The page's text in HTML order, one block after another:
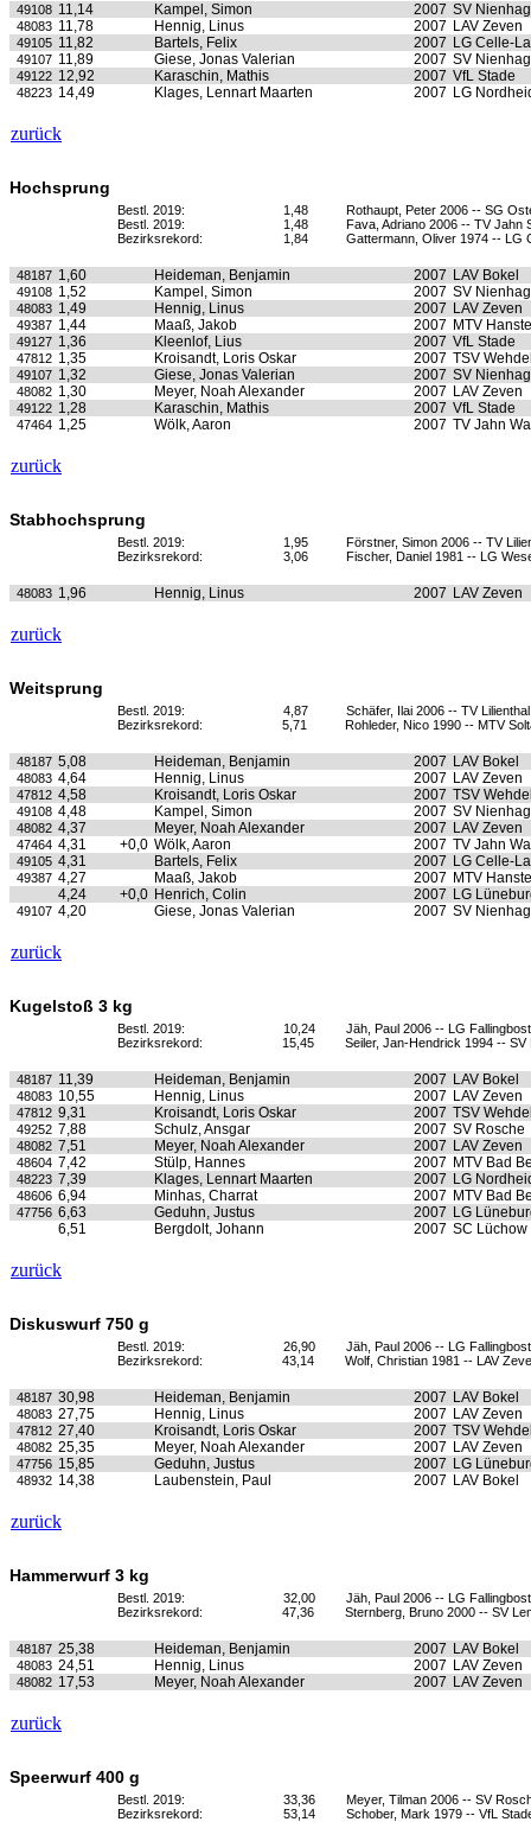
49108 11,14 Kampel, Simon 2007 SV
48083 11,78 Hennig, Linus 2007 LAV Zeven
49105 11,82 Bartels, Felix 2007 LG Celle-
49107 11,89 Giese, Jonas Valerian 2007 SV
49122 12,92 Karaschin, Mathis 2007 VfL Stade
48223 14,49 Klages, Lennart Maarten 2007 LG
zurück
Hochsprung
Bestl. 2019: 1,48
Rothaupt, Peter 2006 -- SG
Bestl. 2019:
1,48
Fava, Adriano 2006 -- TV Jahn
Bezirksrekord:
1,84 Gattermann, Oliver 1974 -- LG
48187 1,60 Heideman, Benjamin 2007 LAV Bokel
49108 1,52 Kampel, Simon 2007 SV
48083 1,49 Hennig, Linus 2007 LAV Zeven
49387 1,44 Maaß, Jakob 2007 MTV
49127 1,36 Kleenlof, Lius 2007 VfL Stade
47812 1,35 Kroisandt, Loris Oskar 2007 TSV
49107 1,32 Giese, Jonas Valerian 2007 SV
48082 1,30 Meyer, Noah Alexander 2007 LAV Zeven
49122 1,28 Karaschin, Mathis 2007 VfL Stade
47464 1,25 Wölk, Aaron 2007 TV Jahn
zurück
Stabhochsprung
Bestl. 2019: 1,95
Förstner, Simon 2006 -- TV
Bezirksrekord:
3,06 Fischer, Daniel 1981 -- LG
48083 1,96 Hennig, Linus 2007 LAV Zeven
zurück
Weitsprung
Bestl. 2019: 4,87
Schäfer, Ilai 2006 -- TV Lilienthal
Bezirksrekord:
5,71 Rohleder, Nico 1990 -- MTV
48187 5,08 Heideman, Benjamin 2007 LAV Bokel
48083 4,64 Hennig, Linus 2007 LAV Zeven
47812 4,58 Kroisandt, Loris Oskar 2007 TSV
49108 4,48 Kampel, Simon 2007 SV
48082 4,37 Meyer, Noah Alexander 2007 LAV Zeven
47464 4,31 +0,0 Wölk, Aaron 2007 TV Jahn
49105 4,31 Bartels, Felix 2007 LG Celle-
49387 4,27 Maaß, Jakob 2007 MTV
4,24
+0,0 Henrich, Colin 2007 LG
49107 4,20 Giese, Jonas Valerian 2007 SV
zurück
Kugelstoß 3 kg
Bestl. 2019: 10,24
Jäh, Paul 2006 -- LG
Bezirksrekord:
15,45 Seiler, Jan-Hendrick 1994 -- SV
48187 11,39 Heideman, Benjamin 2007 LAV Bokel
48083 10,55 Hennig, Linus 2007 LAV Zeven
47812 9,31 Kroisandt, Loris Oskar 2007 TSV
49252 7,88 Schulz, Ansgar 2007 SV Rosche
48082 7,51 Meyer, Noah Alexander 2007 LAV Zeven
48604 7,42 Stülp, Hannes 2007 MTV Bad
48223 7,39 Klages, Lennart Maarten 2007 LG
48606 6,94 Minhas, Charrat 2007 MTV Bad
47756 6,63 Geduhn, Justus 2007 LG
6,51
Bergdolt, Johann 2007 SC Lüchow
zurück
Diskuswurf 750 g
Bestl. 2019: 26,90
Jäh, Paul 2006 -- LG
Bezirksrekord:
43,14 Wolf, Christian 1981 -- LAV
48187 30,98 Heideman, Benjamin 2007 LAV Bokel
48083 27,75 Hennig, Linus 2007 LAV Zeven
47812 27,40 Kroisandt, Loris Oskar 2007 TSV
48082 25,35 Meyer, Noah Alexander 2007 LAV Zeven
47756 15,85 Geduhn, Justus 2007 LG
48932 14,38 Laubenstein, Paul 2007 LAV Bokel
zurück
Hammerwurf 3 kg
Bestl. 2019: 32,00
Jäh, Paul 2006 -- LG
Bezirksrekord:
47,36 Sternberg, Bruno 2000 -- SV
48187 25,38 Heideman, Benjamin 2007 LAV Bokel
48083 24,51 Hennig, Linus 2007 LAV Zeven
48082 17,53 Meyer, Noah Alexander 2007 LAV Zeven
zurück
Speerwurf 400 g
Bestl. 2019: 33,36
Meyer, Tilman 2006 -- SV
Bezirksrekord:
53,14 Schober, Mark 1979 -- VfL